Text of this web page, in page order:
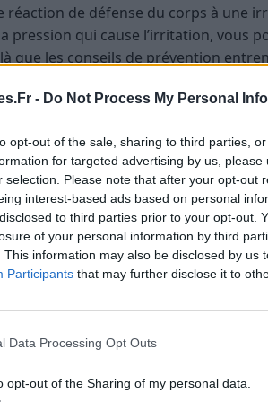
- Do Not Process My Personal
opt-out of the sale, sharing to third parties,
for targeted advertising by us,
selection. Please note that after your opt-out
interest-based ads based on personal
to third parties prior to your opt-out.
of your personal information by third
This information may also be disclosed by us
Participants that may further disclose it to
Data Processing Opt Outs
opt-out of the Sharing of my personal data.
réaction de défense du corps à une
qui cause l’irritation, vous
que les conseils de prévention
une ampoule au pied.
Le Remède de Grand-
grand-mère pour soigner une
choix les plus efficaces. Cette plante
âges pour traiter diverses